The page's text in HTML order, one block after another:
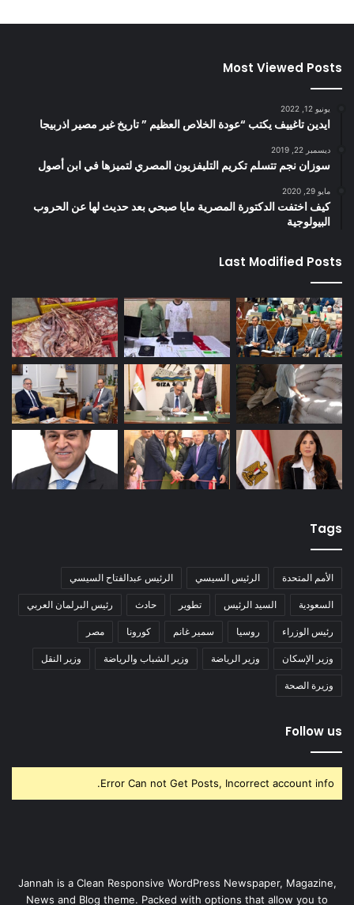
Most Viewed Posts
يونيو 12, 2022
ايدين تاغييف يكتب “عودة الخلاص العظيم ” تاريخ غير مصير اذربيجا
ديسمبر 22, 2019
سوزان نجم تتسلم تكريم التليفزيون المصري لتميزها في ابن أصول
مايو 29, 2020
كيف اختفت الدكتورة المصرية مايا صبحي بعد حديث لها عن الحروب
البيولوجية
Last Modified Posts
Tags
الأمم المتحدة الرئيس السيسي الرئيس عبدالفتاح السيسي
السعودية السيد الرئيس تطوير حادث رئيس البرلمان العربي
رئيس الوزراء روسيا سمير غانم كورونا مصر
وزير الإسكان وزير الرياضة وزير الشباب والرياضة وزير النقل
وزيرة الصحة
Follow us
Error Can not Get Posts, Incorrect account info.
Jannah is a Clean Responsive WordPress Newspaper, Magazine,
News and Blog theme. Packed with options that allow you to